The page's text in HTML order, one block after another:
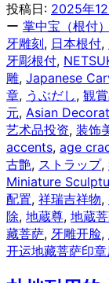
投稿日: 2025年12
ー 掌中宝（根付）
牙雕刻, 日本根付,
牙彫根付,
雕, Japanese
章, うぶだし, 観
元, Asian
艺术品投资, 装饰
accents, age
古艶, ストラップ,
Miniature
配置, 祥瑞吉祥物,
除, 地蔵尊, 地蔵
藏菩萨, 牙雕开脸,
开运地藏菩萨印